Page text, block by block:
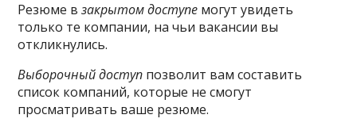
Резюме взакрытом доступе могут увидеть
только те компании, на чьи вакансии вы
откликнулись.
Выборочный доступ позволит вам составить
список компаний, которые не смогут
просматривать ваше резюме.